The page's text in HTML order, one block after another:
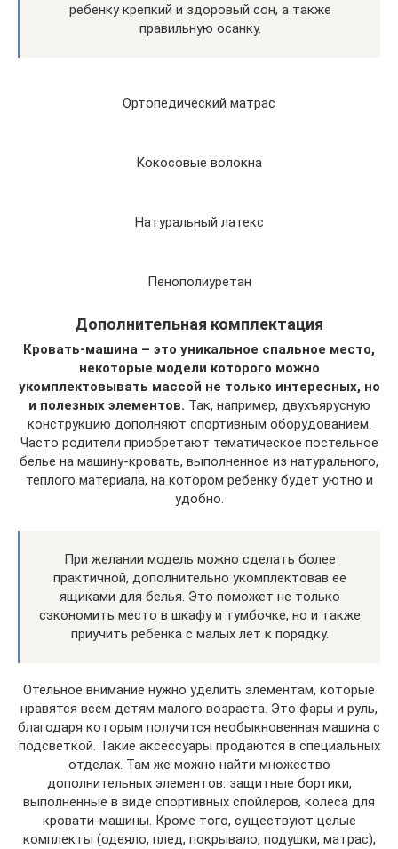
ребенку крепкий и здоровый сон, а также
правильную осанку.
Ортопедический матрас
Кокосовые волокна
Натуральный латекс
Пенополиуретан
Дополнительная комплектация
Кровать-машина – это уникальное спальное место,
некоторые модели которого можно
укомплектовывать массой не только интересных, но
и полезных элементов. Так, например, двухъярусную
конструкцию дополняют спортивным оборудованием.
Часто родители приобретают тематическое постельное
белье на машину-кровать, выполненное из натурального,
теплого материала, на котором ребенку будет уютно и
удобно.
При желании модель можно сделать более
практичной, дополнительно укомплектовав ее
ящиками для белья. Это поможет не только
сэкономить место в шкафу и тумбочке, но и также
приучить ребенка с малых лет к порядку.
Отельное внимание нужно уделить элементам, которые
нравятся всем детям малого возраста. Это фары и руль,
благодаря которым получится необыкновенная машина с
подсветкой. Такие аксессуары продаются в специальных
отделах. Там же можно найти множество
дополнительных элементов: защитные бортики,
выполненные в виде спортивных спойлеров, колеса для
кровати-машины. Кроме того, существуют целые
комплекты (одеяло, плед, покрывало, подушки, матрас),